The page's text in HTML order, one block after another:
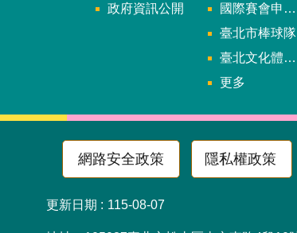
政府資訊公開
國際賽會申辦暨籌辦小組
臺北市棒球隊
臺北文化體育園區
更多
網路安全政策 隱私權政策
更新日期 115-08-07